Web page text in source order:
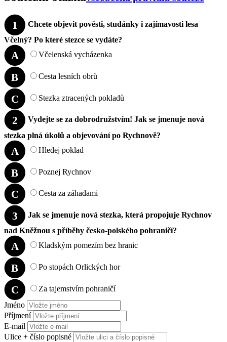
1
Chcete objevit pověsti, studánky i zajímavosti lesa
Včelný? Po které stezce se vydáte?
A Včelenská vycházenka
B Cesta lesních obrů
C Stezka ztracených pokladů
2
Vydejte se za dobrodružstvím! Jak se jmenuje nová
stezka plná úkolů a objevování po Rychnově?
A Hledej poklad
B Poznej Rychnov
C Cesta za záhadami
3
Jak se jmenuje nová stezka, která propojuje Rychnov
nad Kněžnou s příběhy česko­‑polského pohraničí?
A Kladským pomezím bez hranic
B Po stopách Orlických hor
C
Za tajemstvím pohraničí
Jméno
Příjmení
E-mail
Ulice + číslo popisné